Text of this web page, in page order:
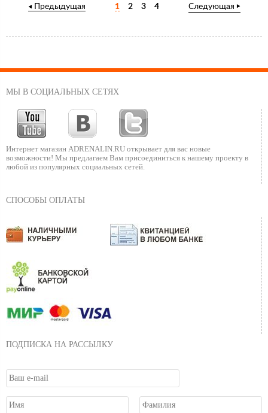
Предыдущая 1 2 3 4 Следующая
МЫ В СОЦИАЛЬНЫХ СЕТЯХ
Интернет магазин ADRENALIN.RU открывает для вас новые
возможности! Мы предлагаем Вам присоединиться к нашему проекту в
любой из популярных социальных сетей.
СПОСОБЫ ОПЛАТЫ
ПОДПИСКА НА РАССЫЛКУ